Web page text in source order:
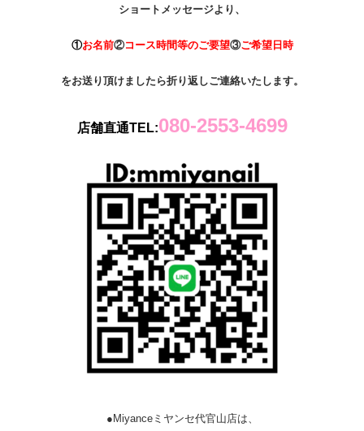
ショートメッセージより、
①お名前②コース時間等のご要望③ご希望日時
をお送り頂けましたら折り返しご連絡いたします。
店舗直通TEL:080-2553-4699
●Miyanceミヤンセ代官山店は、